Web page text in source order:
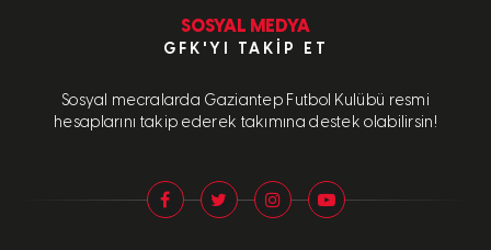
SOSYAL MEDYA
GFK'YI TAKIP ET
Sosyal mecralarda Gaziantep Futbol Kulübü resmi
hesaplarını takip ederek takımına destek olabilirsin!